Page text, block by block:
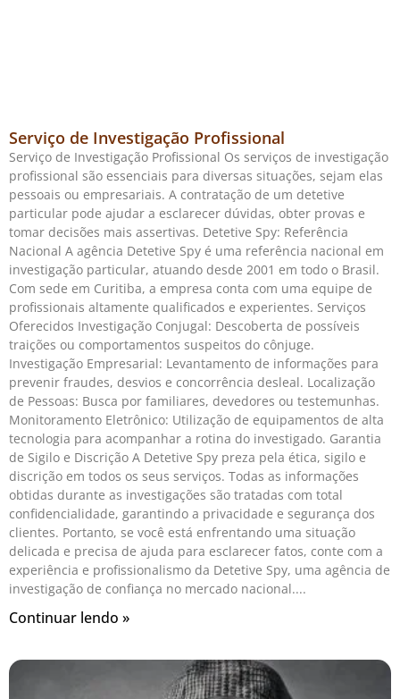
Serviço de Investigação Profissional
Serviço de Investigação Profissional Os serviços de investigação
profissional são essenciais para diversas situações, sejam elas
pessoais ou empresariais. A contratação de um detetive
particular pode ajudar a esclarecer dúvidas, obter provas e
tomar decisões mais assertivas. Detetive Spy: Referência
Nacional A agência Detetive Spy é uma referência nacional em
investigação particular, atuando desde 2001 em todo o Brasil.
Com sede em Curitiba, a empresa conta com uma equipe de
profissionais altamente qualificados e experientes. Serviços
Oferecidos Investigação Conjugal: Descoberta de possíveis
traições ou comportamentos suspeitos do cônjuge.
Investigação Empresarial: Levantamento de informações para
prevenir fraudes, desvios e concorrência desleal. Localização
de Pessoas: Busca por familiares, devedores ou testemunhas.
Monitoramento Eletrônico: Utilização de equipamentos de alta
tecnologia para acompanhar a rotina do investigado. Garantia
de Sigilo e Discrição A Detetive Spy preza pela ética, sigilo e
discrição em todos os seus serviços. Todas as informações
obtidas durante as investigações são tratadas com total
confidencialidade, garantindo a privacidade e segurança dos
clientes. Portanto, se você está enfrentando uma situação
delicada e precisa de ajuda para esclarecer fatos, conte com a
experiência e profissionalismo da Detetive Spy, uma agência de
investigação de confiança no mercado nacional.
Continuar lendo »